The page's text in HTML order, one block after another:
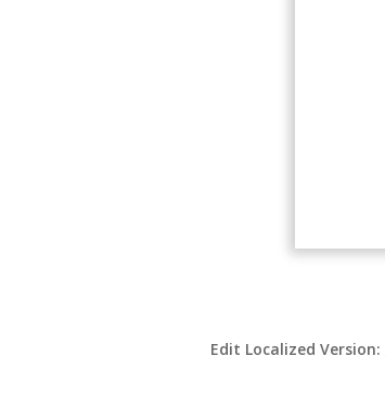
Edit Localized Version: